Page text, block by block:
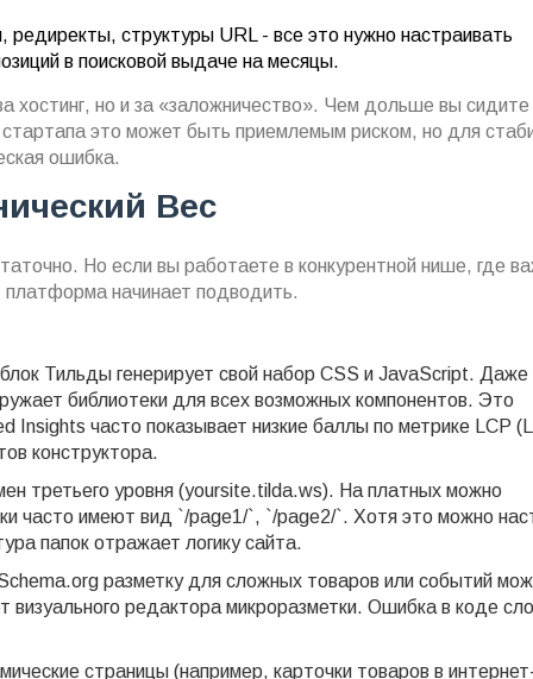
редиректы, структуры URL - все это нужно настраивать
в поисковой выдаче на месяцы.
хостинг, но и за «заложничество». Чем дольше вы сидите
это может быть приемлемым риском, но для
ошибка.
Вес
Но если вы работаете в конкурентной нише, где
платформа начинает подводить.
Тильды генерирует свой набор CSS и JavaScript. Даже
библиотеки для всех возможных компонентов. Это
Insights часто показывает низкие баллы по метрике LCP
конструктора.
третьего уровня (yoursite.tilda.ws). На платных можно
часто имеют вид `/page1/`, `/page2/`. Хотя это можно
папок отражает логику сайта.
разметку для сложных товаров или событий
визуального редактора микроразметки. Ошибка в коде
страницы (например, карточки товаров в